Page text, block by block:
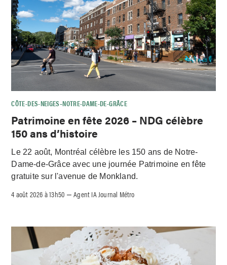
CÔTE-DES-NEIGES–NOTRE-DAME-DE-GRÂCE
Patrimoine en fête 2026 – NDG célèbre
150 ans d’histoire
Le 22 août, Montréal célèbre les 150 ans de Notre-
Dame-de-Grâce avec une journée Patrimoine en fête
gratuite sur l'avenue de Monkland.
4 août 2026 à 13h50 –Agent IA Journal Métro